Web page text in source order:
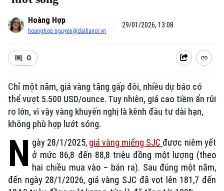
Hoàng Hợp
hoanghop.nguyen@daihanoi.vn
29/01/2026, 13:08
0
Chỉ một năm, giá vàng tăng gấp đôi, nhiều dự báo có
thể vượt 5.500 USD/ounce. Tuy nhiên, giá cao tiềm ẩn rủi
ro lớn, vì vậy vàng khuyến nghị là kênh đầu tư dài hạn,
không phù hợp lướt sóng.
N gày 28/1/2025, giá vàng miếng SJC được niêm yết
ở mức 86,8 đến 88,8 triệu đồng một lượng (theo
hai chiều mua vào – bán ra). Sau đúng một năm,
đến ngày 28/1/2026, giá vàng SJC đã vọt lên 181,7 đến